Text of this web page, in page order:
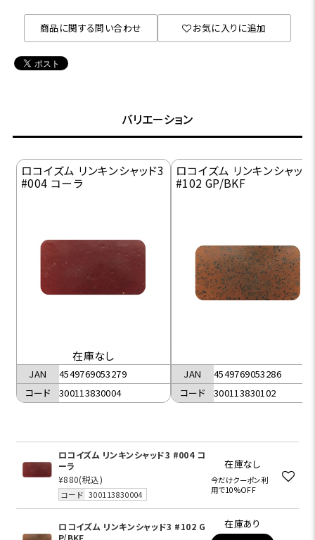
商品に関する問い合わせ お気に入りに追加
バリエーション
ロコイズム リンキンシャッド3
#004 コーラ
在庫なし
JAN
4549769053279
コード
300113830004
ロコイズム リンキンシャッ
#102 GP/BKF
JAN
4549769053286
コード
300113830102
ロコイズム リンキンシャッド3 #004 コ
ーラ
¥880(税込)
コード 300113830004
在庫なし
今だけクーポン利
用で10%OFF
ロコイズム リンキンシャッド3 #102 G
P/BKF
在庫あり